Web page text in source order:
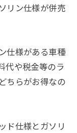
リン仕様が併売
仕様がある車種
代や税金等のラ
ちらがお得なの
ド仕様とガソリ